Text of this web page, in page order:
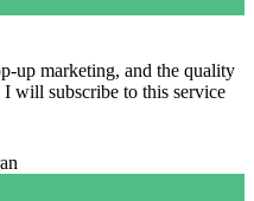
up marketing, and the quality
will subscribe to this service